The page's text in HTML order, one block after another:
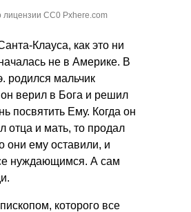
лицензии CC0 Pxhere.com
Клауса, как это ни
не в Америке. В
родился мальчик
верил в Бога и решил
посвятить Ему. Когда он
отца и мать, то продал
они ему оставили, и
нуждающимся. А сам
которого все